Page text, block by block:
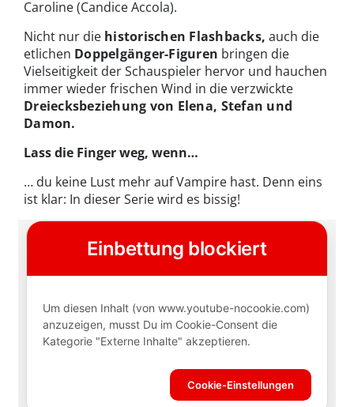
Caroline (Candice Accola).
Nicht nur die historischen Flashbacks, auch die
etlichen Doppelgänger-Figuren bringen die
Vielseitigkeit der Schauspieler hervor und hauchen
immer wieder frischen Wind in die verzwickte
Dreiecksbeziehung von Elena, Stefan und
Damon.
Lass die Finger weg, wenn…
… du keine Lust mehr auf Vampire hast. Denn eins
ist klar: In dieser Serie wird es bissig!